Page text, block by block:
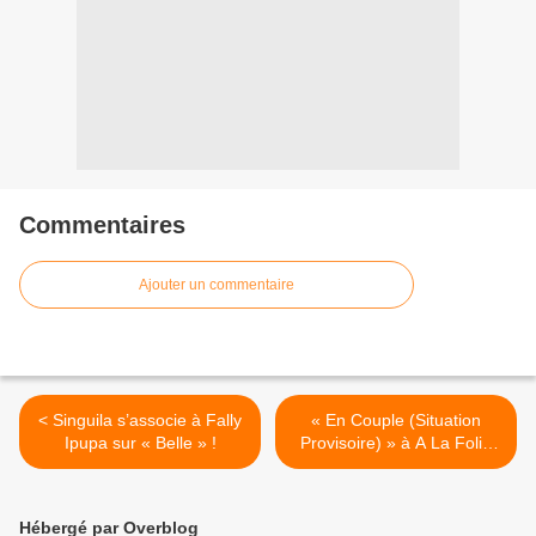
Commentaires
Ajouter un commentaire
< Singuila s’associe à Fally
Ipupa sur « Belle » !
« En Couple (Situation
Provisoire) » à A La Folie
Théâtre, nous y étions ! >
Hébergé par Overblog